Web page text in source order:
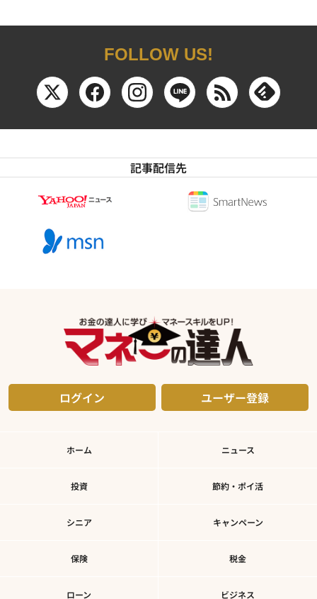
FOLLOW US!
記事配信先
ログイン ユーザー登録
ホーム ニュース
投資 節約・ポイ活
シニア キャンペーン
保険 税金
ローン ビジネス